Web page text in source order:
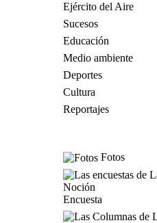
Ejército del Aire
Sucesos
Educación
Medio ambiente
Deportes
Cultura
Reportajes
Fotos
Encuesta